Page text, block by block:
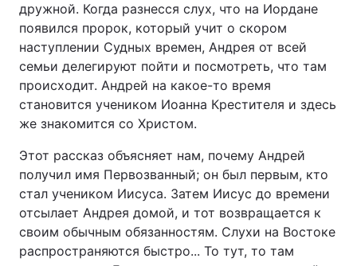
дружной. Когда разнесся слух, что на Иордане
появился пророк, который учит о скором
наступлении Судных времен, Андрея от всей
семьи делегируют пойти и посмотреть, что там
происходит. Андрей на какое-то время
становится учеником Иоанна Крестителя и здесь
же знакомится со Христом.
Этот рассказ объясняет нам, почему Андрей
получил имя Первозванный; он был первым, кто
стал учеником Иисуса. Затем Иисус до времени
отсылает Андрея домой, и тот возвращается к
своим обычным обязанностям. Слухи на Востоке
распространяются быстро... То тут, то там